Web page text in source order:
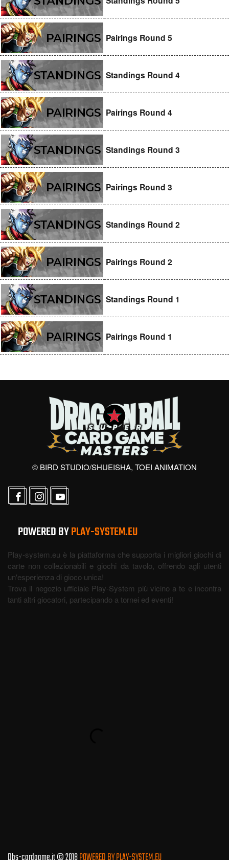
Pairings Round 5
Standings Round 4
Pairings Round 4
Standings Round 3
Pairings Round 3
Standings Round 2
Pairings Round 2
Standings Round 1
Pairings Round 1
© BIRD STUDIO/SHUEISHA, TOEI ANIMATION
POWERED BYPLAY-SYSTEM.EU
Play-system.eu è la piattaforma che supporta i migliori giochi di
carte non collezionabili e giochi da tavolo, offrendo agli utenti
un'esperienza di gioco unica!
Trova il negozio ufficiale Play-System più vicino a te e incontra
tanti altri giocatori, partecipando a tornei ed eventi!